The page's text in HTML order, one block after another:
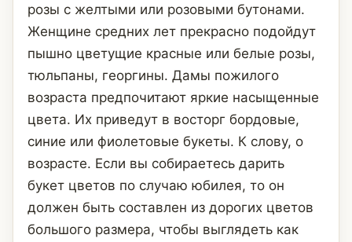
розы с желтыми или розовыми бутонами.
Женщине средних лет прекрасно подойдут
пышно цветущие красные или белые розы,
тюльпаны, георгины. Дамы пожилого
возраста предпочитают яркие насыщенные
цвета. Их приведут в восторг бордовые,
синие или фиолетовые букеты. К слову, о
возрасте. Если вы собираетесь дарить
букет цветов по случаю юбилея, то он
должен быть составлен из дорогих цветов
большого размера, чтобы выглядеть как